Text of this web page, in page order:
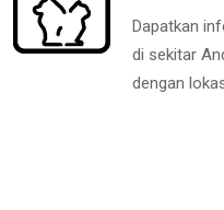
Dapatkan
di sekitar
dengan